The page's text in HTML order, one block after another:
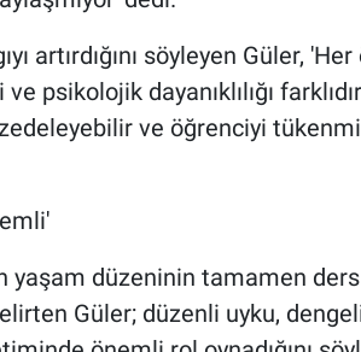
artırdığını söyleyen Güler,
psikolojik dayanıklılığı
ve öğrenciyi
yaşam düzeninin tamamen
Güler; düzenli uyku,